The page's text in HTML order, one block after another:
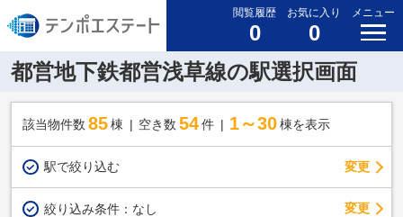
閲覧履歴
0
お気に入り
0
メニュー
都営地下鉄都営浅草線の駅選択画面
該当物件数 85棟 空き数 54 件 1～30 棟を表示
駅で絞り込む 変更
絞り込み条件： なし 変更